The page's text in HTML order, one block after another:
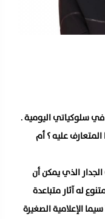
سلوكياتي اليومية .
عليه ؟ أم
الذي يمكن أن
له آثار متباعدة
الإعلامية الصغيرة